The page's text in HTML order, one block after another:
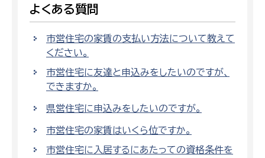
よくある質問
市営住宅の家賃の支払い方法について教えて
ください。
市営住宅に友達と申込みをしたいのですが、
できますか。
県営住宅に申込みをしたいのですが。
市営住宅の家賃はいくら位ですか。
市営住宅に入居するにあたっての資格条件を